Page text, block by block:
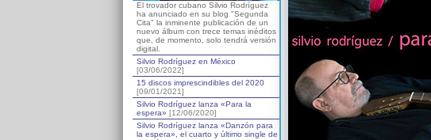
El trovador cubano Silvio Rodríguez
ha anunciado en su blog "Segunda
Cita" la inminente publicación de un
nuevo álbum con trece temas inéditos
que, de momento, solo tendrá versión
digital.
Silvio Rodríguez en México
[03/06/2022]
15 discos imprescindibles del 2020
[09/01/2021]
Silvio Rodríguez lanza «Para la
espera» [12/06/2020]
Silvio Rodríguez lanza «Danzón para
la espera», el cuarto y último single de